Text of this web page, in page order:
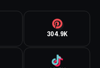
304.9K